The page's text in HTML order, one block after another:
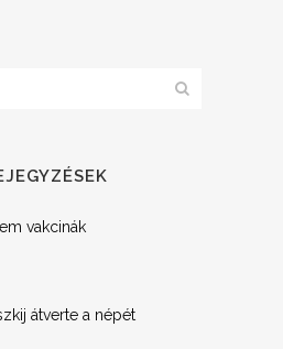
vakcinák
átverte a népét